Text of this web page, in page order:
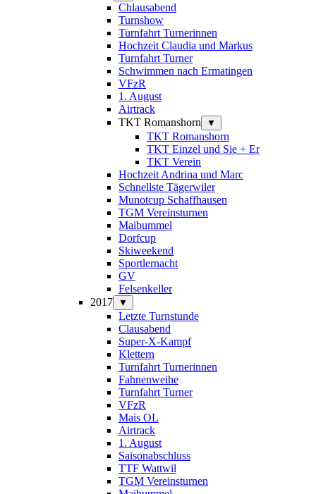
Chlausabend
Turnshow
Turnfahrt Turnerinnen
Hochzeit Claudia und Markus
Turnfahrt Turner
Schwimmen nach Ermatingen
VFzR
1. August
Airtrack
TKT Romanshorn
▼
TKT Romanshorn
TKT Einzel und Sie + Er
TKT Verein
Hochzeit Andrina und Marc
Schnellste Tägerwiler
Munotcup Schaffhausen
TGM Vereinsturnen
Maibummel
Dorfcup
Skiweekend
Sportlernacht
GV
Felsenkeller
2017
▼
Letzte Turnstunde
Clausabend
Super-X-Kampf
Klettern
Turnfahrt Turnerinnen
Fahnenweihe
Turnfahrt Turner
VFzR
Mais OL
Airtrack
1. August
Saisonabschluss
TTF Wattwil
TGM Vereinsturnen